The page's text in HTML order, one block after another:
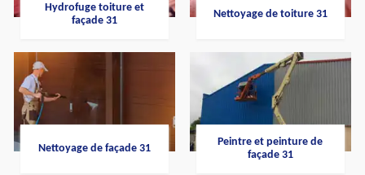
Hydrofuge toiture et
façade 31
Nettoyage de toiture 31
Nettoyage de façade 31
Peintre et peinture de
façade 31